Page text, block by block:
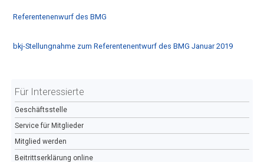
Referentenenwurf des BMG
bkj-Stellungnahme zum Referentenentwurf des BMG Januar 2019
Für Interessierte
Geschäftsstelle
Service für Mitglieder
Mitglied werden
Beitrittserklärung online